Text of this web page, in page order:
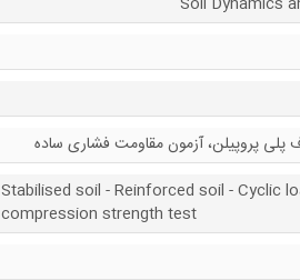
پروپیلن، آزمون مقاومت فشاری ساده
Stabilised soil - Reinforced soil - Cyclic
compression strength test